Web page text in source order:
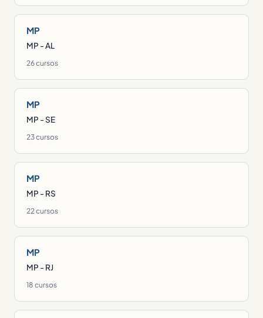
MP
MP - AL
26 cursos
MP
MP - SE
23 cursos
MP
MP - RS
22 cursos
MP
MP - RJ
18 cursos